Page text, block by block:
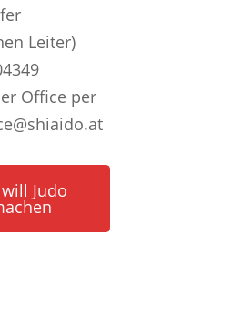
Leiter)
Office per
Judo